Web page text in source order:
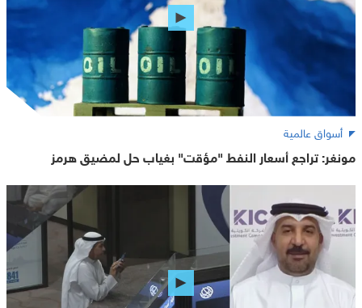
أسواق عالمية
مونغر: تراجع أسعار النفط "مؤقت" بغياب حل لمضيق هرمز